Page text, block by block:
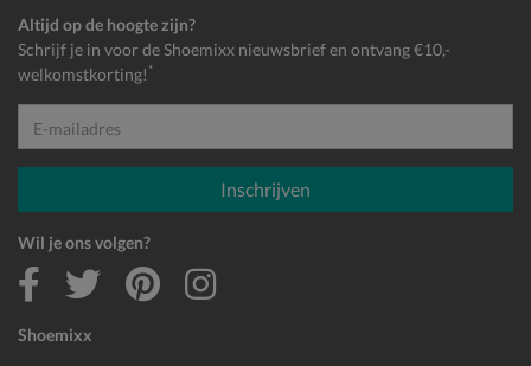
Shoemixx
Altijd op de hoogte zijn?
Schrijf je in voor de Shoemixx nieuwsbrief en ontvang €10,-
welkomstkorting! *
E-mailadres
Inschrijven
Wil je ons volgen?